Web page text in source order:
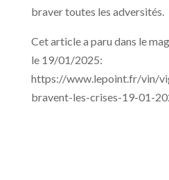
braver toutes les adversités.
Cet article a paru dans le
le 19/01/2025:
https://www.lepoint.fr/vin/
bravent-les-crises-19-01-